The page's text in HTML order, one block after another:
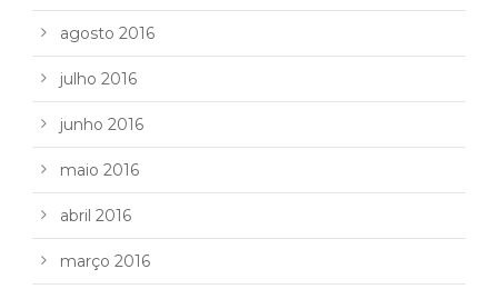
agosto 2016
julho 2016
junho 2016
maio 2016
abril 2016
março 2016